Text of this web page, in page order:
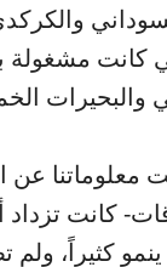
كانت
والبحيرات
عن
كانت تزداد
كثيراً، ولم